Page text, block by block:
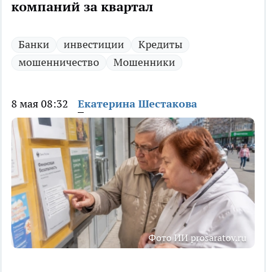
компаний за квартал
Банки инвестиции
Кредиты
мошенничество
Мошенники
8 мая 08:32 Екатерина Шестакова
Фото ИИ prosaratov.ru